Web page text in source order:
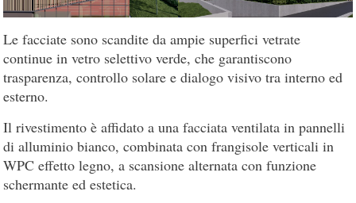
Le facciate sono scandite da ampie superfici vetrate
continue in vetro selettivo verde, che garantiscono
trasparenza, controllo solare e dialogo visivo tra interno ed
esterno.
Il rivestimento è affidato a una facciata ventilata in pannelli
di alluminio bianco, combinata con frangisole verticali in
WPC effetto legno, a scansione alternata con funzione
schermante ed estetica.